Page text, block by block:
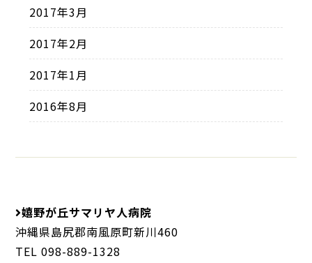
2017年3月
2017年2月
2017年1月
2016年8月
嬉野が丘サマリヤ人病院
沖縄県島尻郡南風原町新川460
TEL 098-889-1328